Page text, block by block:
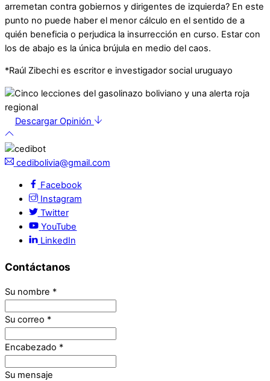
arremetan contra gobiernos y dirigentes de izquierda? En este
punto no puede haber el menor cálculo en el sentido de a
quién beneficia o perjudica la insurrección en curso. Estar con
los de abajo es la única brújula en medio del caos.
*Raúl Zibechi es escritor e investigador social uruguayo
Descargar Opinión
cedibolivia@gmail.com
Facebook
Instagram
Twitter
YouTube
LinkedIn
Contáctanos
Su nombre *
Su correo *
Encabezado *
Su mensaje